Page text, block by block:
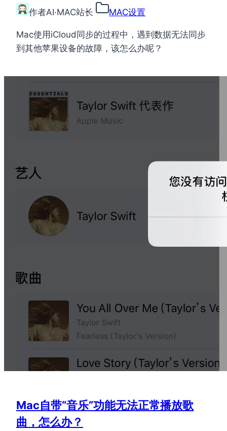
作者AI·MAC站长 MAC设置
Mac使用iCloud同步的过程中，遇到数据无法同步
到其他苹果设备的故障，该怎么办呢？
Mac自带“音乐”功能无法正常播放歌
曲，怎么办？